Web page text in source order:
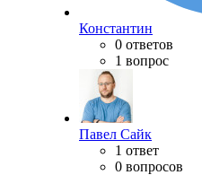
Константин
0 ответов
1 вопрос
Павел Сайк
1 ответ
0 вопросов